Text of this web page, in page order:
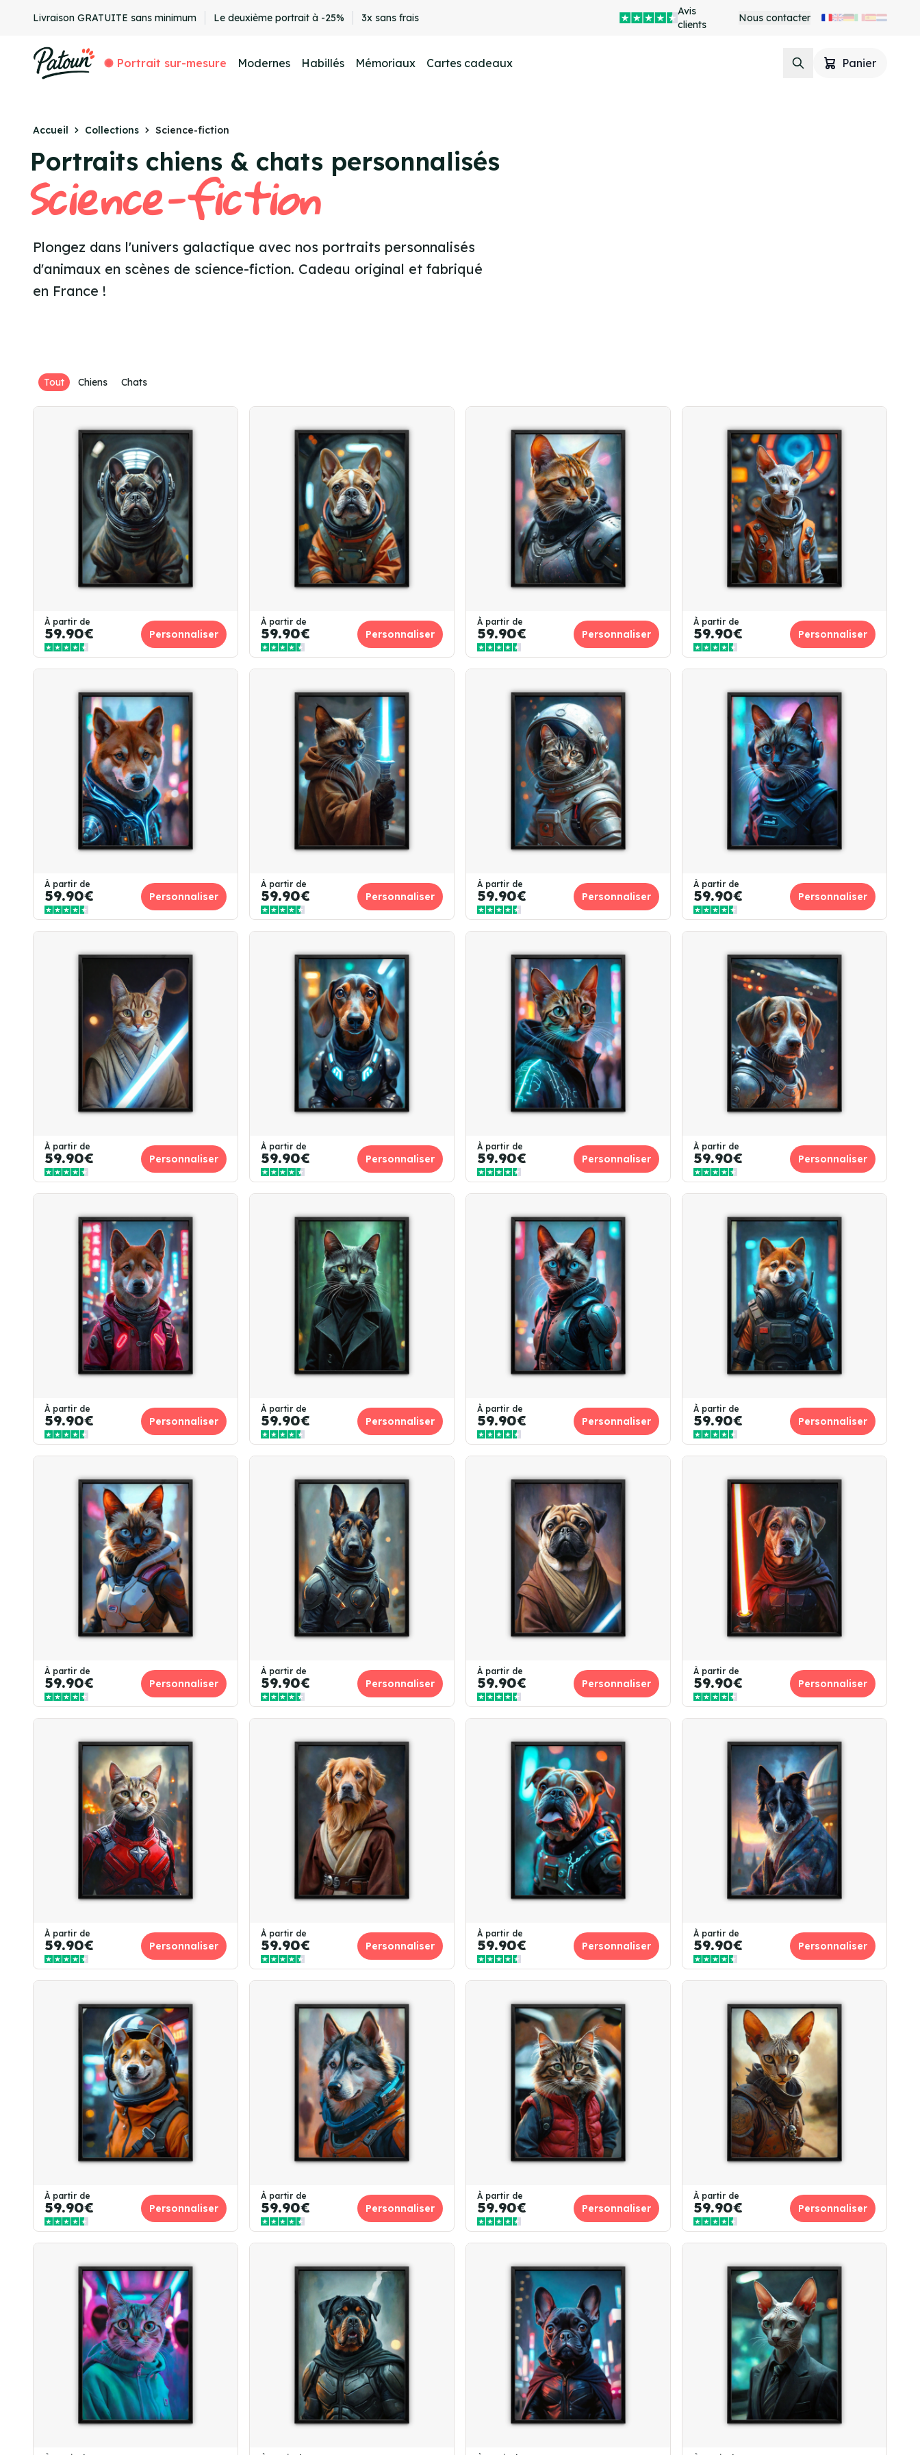
Livraison GRATUITE sans minimum Le deuxième portrait à -25% 3x sans frais
Avis
clients
Nous contacter
Portrait sur-mesure Modernes Habillés Mémoriaux Cartes cadeaux Panier
Accueil Collections Science-fiction
Portraits chiens & chats personnalisés
Science-fiction
Plongez dans l'univers galactique avec nos portraits personnalisés
d'animaux en scènes de science-fiction. Cadeau original et fabriqué
en France !
Tout Chiens Chats
À partir de
59.90€ Personnaliser
À partir de
59.90€ Personnaliser
À partir de
59.90€ Personnaliser
À partir de
59.90€ Personnaliser
À partir de
59.90€ Personnaliser
À partir de
59.90€ Personnaliser
À partir de
59.90€ Personnaliser
À partir de
59.90€ Personnaliser
À partir de
59.90€ Personnaliser
À partir de
59.90€ Personnaliser
À partir de
59.90€ Personnaliser
À partir de
59.90€ Personnaliser
À partir de
59.90€ Personnaliser
À partir de
59.90€ Personnaliser
À partir de
59.90€ Personnaliser
À partir de
59.90€ Personnaliser
À partir de
59.90€ Personnaliser
À partir de
59.90€ Personnaliser
À partir de
59.90€ Personnaliser
À partir de
59.90€ Personnaliser
À partir de
59.90€ Personnaliser
À partir de
59.90€ Personnaliser
À partir de
59.90€ Personnaliser
À partir de
59.90€ Personnaliser
À partir de
59.90€ Personnaliser
À partir de
59.90€ Personnaliser
À partir de
59.90€ Personnaliser
À partir de
59.90€ Personnaliser